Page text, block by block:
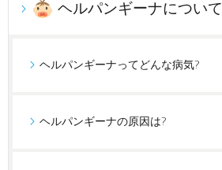
ヘルパンギーナについて
ヘルパンギーナってどんな病気?
ヘルパンギーナの原因は?